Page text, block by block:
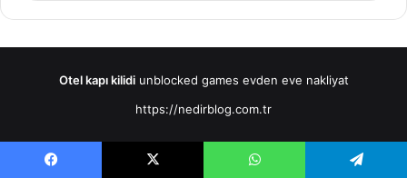
Otel kapı kilidi unblocked games evden eve nakliyat
https://nedirblog.com.tr